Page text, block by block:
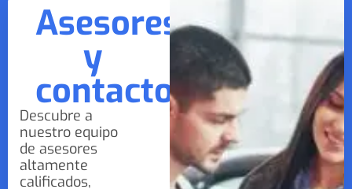
Asesores
y
contactos
Descubre a
nuestro equipo
de asesores
altamente
calificados,